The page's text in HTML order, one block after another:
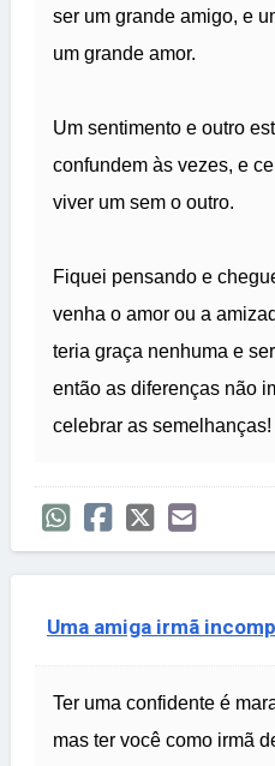
ser um grande amigo, e
um grande amor.
Um sentimento e outro
confundem às vezes, e
viver um sem o outro.
Fiquei pensando e
venha o amor ou a
teria graça nenhuma e
então as diferenças não
celebrar as semelhanças!
Uma amiga irmã
Ter uma confidente é
mas ter você como irmã